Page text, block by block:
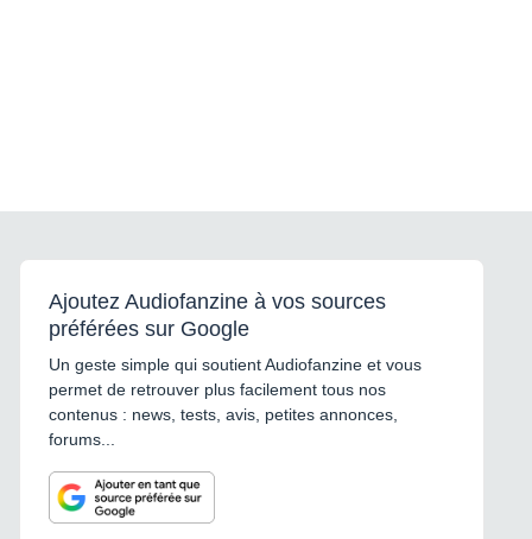
Ajoutez Audiofanzine à vos sources
préférées sur Google
Un geste simple qui soutient Audiofanzine et vous
permet de retrouver plus facilement tous nos
contenus : news, tests, avis, petites annonces,
forums...